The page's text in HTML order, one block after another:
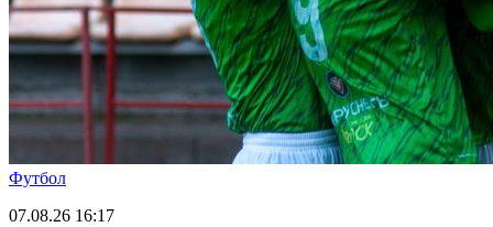
Футбол
07.08.26 16:17